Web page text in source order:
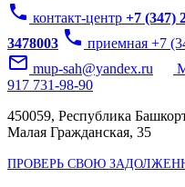
phone контакт-центр +7 (347)
3478003 phone приемная +7
mail_outline mup-sah@yandex.ru
917 731-98-90
450059, Республика
Малая Гражданская, 35
ПРОВЕРЬ СВОЮ